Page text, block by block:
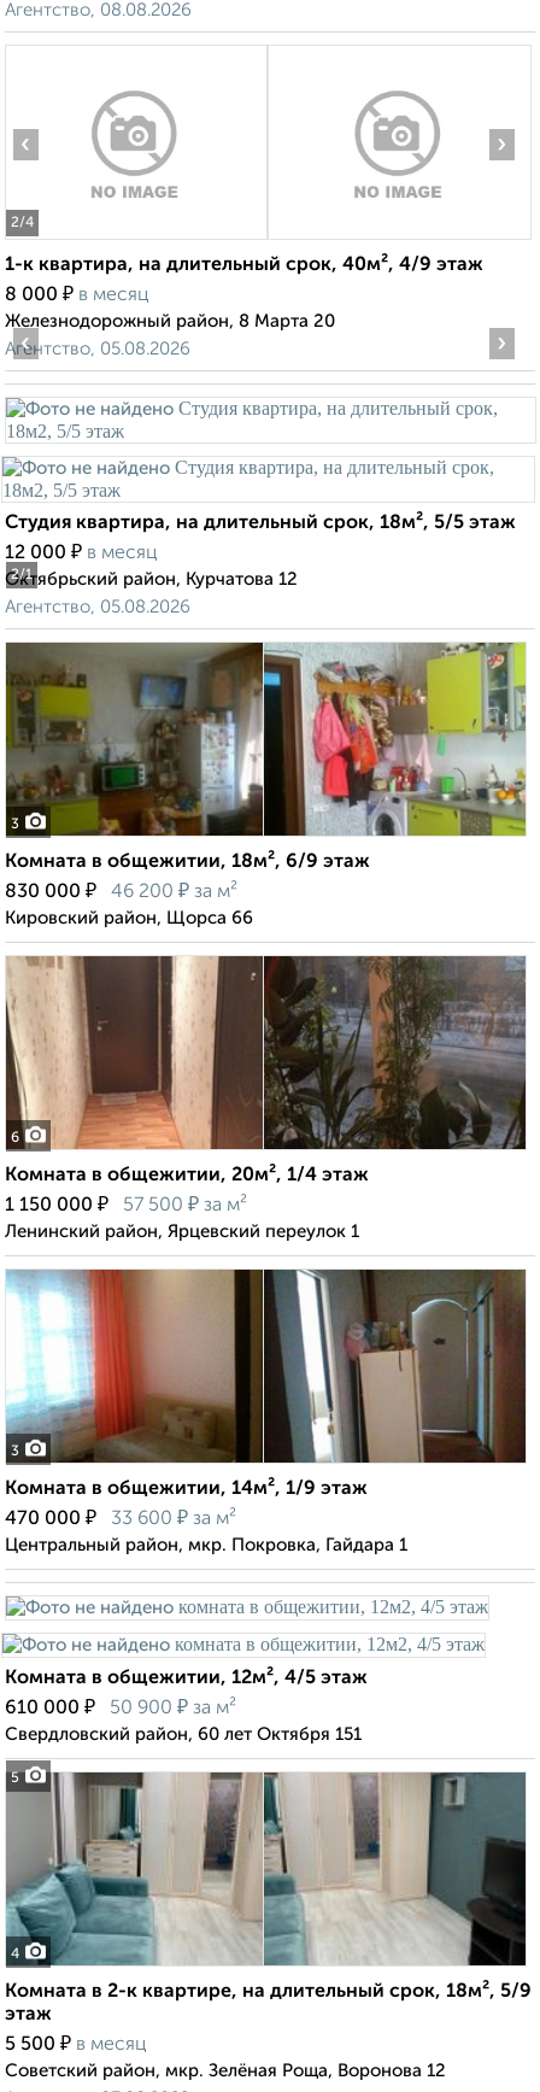
Агентство, 08.08.2026
2/4
‹ ›
1-к квартира, на длительный срок, 40м², 4/9 этаж
8 000 ₽ в месяц
Железнодорожный район, 8 Марта 20
Агентство, 05.08.2026
2/1
‹ ›
Студия квартира, на длительный срок, 18м², 5/5 этаж
12 000 ₽ в месяц
Октябрьский район, Курчатова 12
Агентство, 05.08.2026
3
Комната в общежитии, 18м², 6/9 этаж
830 000 ₽ 46 200 ₽ за м²
Кировский район, Щорса 66
6
Комната в общежитии, 20м², 1/4 этаж
1 150 000 ₽ 57 500 ₽ за м²
Ленинский район, Ярцевский переулок 1
3
Комната в общежитии, 14м², 1/9 этаж
470 000 ₽ 33 600 ₽ за м²
Центральный район, мкр. Покровка, Гайдара 1
5
Комната в общежитии, 12м², 4/5 этаж
610 000 ₽ 50 900 ₽ за м²
Свердловский район, 60 лет Октября 151
4
Комната в 2-к квартире, на длительный срок, 18м², 5/9
этаж
5 500 ₽ в месяц
Советский район, мкр. Зелёная Роща, Воронова 12